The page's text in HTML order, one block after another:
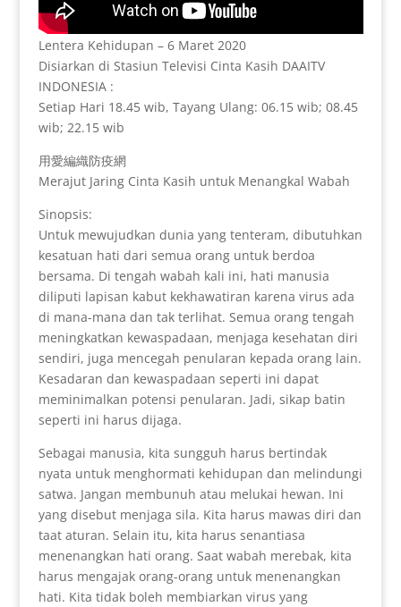
Lentera Kehidupan – 6 Maret 2020
Disiarkan di Stasiun Televisi Cinta Kasih DAAITV
INDONESIA :
Setiap Hari 18.45 wib, Tayang Ulang: 06.15 wib; 08.45
wib; 22.15 wib
用愛編織防疫網
Merajut Jaring Cinta Kasih untuk Menangkal Wabah
Sinopsis:
Untuk mewujudkan dunia yang tenteram, dibutuhkan
kesatuan hati dari semua orang untuk berdoa
bersama. Di tengah wabah kali ini, hati manusia
diliputi lapisan kabut kekhawatiran karena virus ada
di mana-mana dan tak terlihat. Semua orang tengah
meningkatkan kewaspadaan, menjaga kesehatan diri
sendiri, juga mencegah penularan kepada orang lain.
Kesadaran dan kewaspadaan seperti ini dapat
meminimalkan potensi penularan. Jadi, sikap batin
seperti ini harus dijaga.
Sebagai manusia, kita sungguh harus bertindak
nyata untuk menghormati kehidupan dan melindungi
satwa. Jangan membunuh atau melukai hewan. Ini
yang disebut menjaga sila. Kita harus mawas diri dan
taat aturan. Selain itu, kita harus senantiasa
menenangkan hati orang. Saat wabah merebak, kita
harus mengajak orang-orang untuk menenangkan
hati. Kita tidak boleh membiarkan virus yang